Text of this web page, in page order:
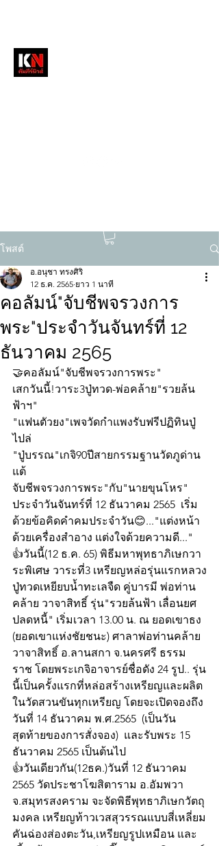
โพสต์
คอลัมน์"จับชีพจรวงการ
พระ"ประจำวันจันทร์ที่ 12
ธันวาคม 2565
อ.อนุชา ทรงศิริ
12 ธ.ค. 2565 ยาว 1 นาที
🤝คอลัมน์"จับชีพจรวงการพระ"
เสกวันนี้!วาระ3ปู่ทวด-พ่อคล้าย"รวยล้น
ฟ้าฯ"
"แฟนตัวยง"เพจวัดกำแพงรับฟรีปฏิทินปู่
ไปล่
"ปู่บรรณ"เกจิ90ปีสายกรรมฐานวัดภูด่าน
แต้
จับชีพจรวงการพระ"กับ"นายขุนโหร"
ประจำวันจันทร์ที่ 12 ธันวาคม 2565  เริ่ม
ด้วยข้อคิดคำคมประจำวัน😊..."แต่งหน้า
ด้วยเครื่องสำอาง แต่งใจด้วยความดี..."
👍วันนี้(12 ธ.ค. 65) พิธีมหาพุทธาภิเษกวา
ระพิเศษ วาระที่3 เหรียญหล่อรุ่นแรกหลวง
ปู่ทวดเหยียบน้ำทะเลจืด คู่บารมี พ่อท่าน
คล้าย วาจาสิทธิ์ รุ่น"รวยล้นฟ้า เลื่อนยศ
ปลดหนี้" เริ่มเวลา 13.00 น. ณ ยอดเขาธง
(ยอดเขาแห่งชัยชนะ) ศาลาพ่อท่านคล้าย
วาจาสิทธิ์ อ.ลานสกา จ.นครศรี ธรรม
ราช โดยพระเกจิอาจารย์ชื่อดัง 24 รูป.. รุ่น
นี้เป็นครั้งแรกที่หล่อสร้างเหรียญและผลิต
ในวัดสวนขันทุกเหรียญ โดยจะเปิดจองถึง
วันที่ 14 ธันวาคม พ.ศ.2565  (เป็นวัน
สุดท้ายของการสั่งจอง)  และรับพระ 15
ธันวาคม 2565 เป็นต้นไป
👍วันเดียวกัน(12ธค.)วันที่ 12 ธันวาคม
2565 วัดประชาโฆสิตาราม อ.อัมพวา
จ.สมุทรสงคราม จะจัดพิธีพุทธาภิเษกวัตถุ
มงคล เหรียญท้าวเวสสุวรรณแบบสี่เหลี่ยม
คันฉ่องส่องตะวัน,เหรียญรูปเหมือน และ